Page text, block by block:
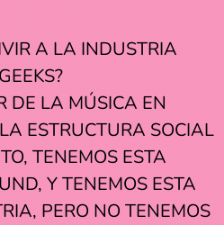
A LA INDUSTRIA
DE LA MÚSICA EN
ESTRUCTURA SOCIAL
TENEMOS ESTA
Y TENEMOS ESTA
PERO NO TENEMOS